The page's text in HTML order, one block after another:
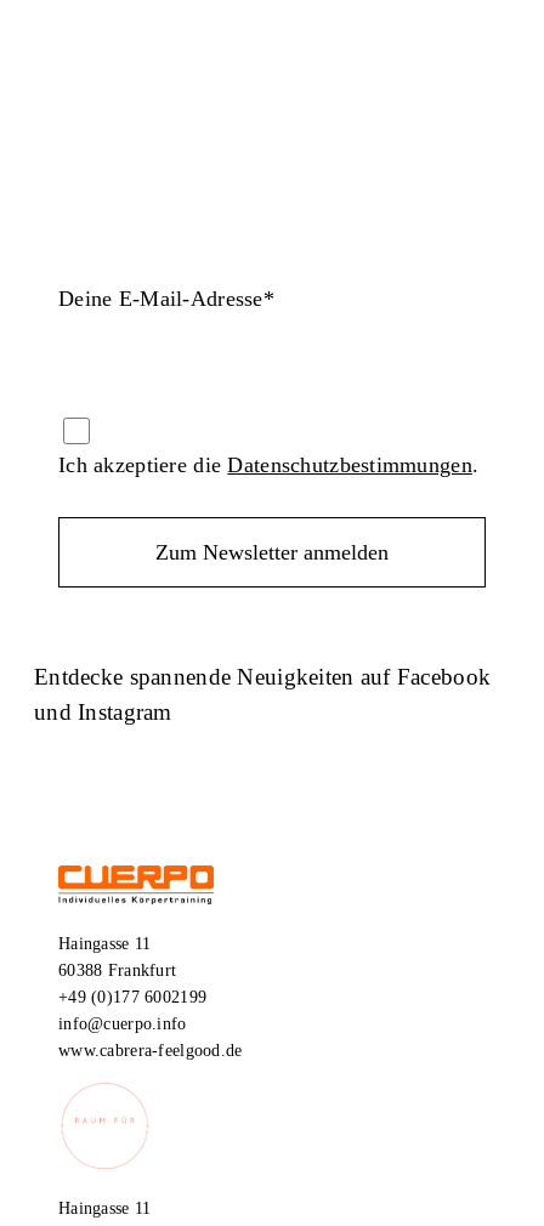
Deine E-Mail-Adresse*
Ich akzeptiere dieDatenschutzbestimmungen.
Entdecke spannende Neuigkeiten auf Facebook
und Instagram
Haingasse 11
60388 Frankfurt
+49 (0)177 6002199
info@cuerpo.info
www.cabrera-feelgood.de
Haingasse 11